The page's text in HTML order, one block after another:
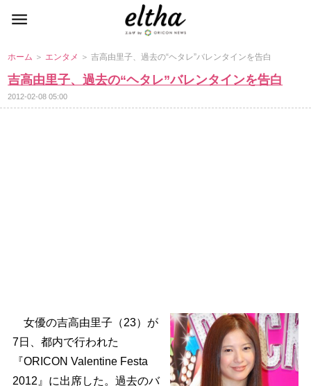
ホーム ＞ エンタメ ＞ 吉高由里子、過去の“ヘタレ”バレンタインを告白
吉高由里子、過去の“ヘタレ”バレンタインを告白
2012-02-08 05:00
女優の吉高由里子（23）が
7日、都内で行われた
『ORICON Valentine Festa
2012』に出席した。過去のバ